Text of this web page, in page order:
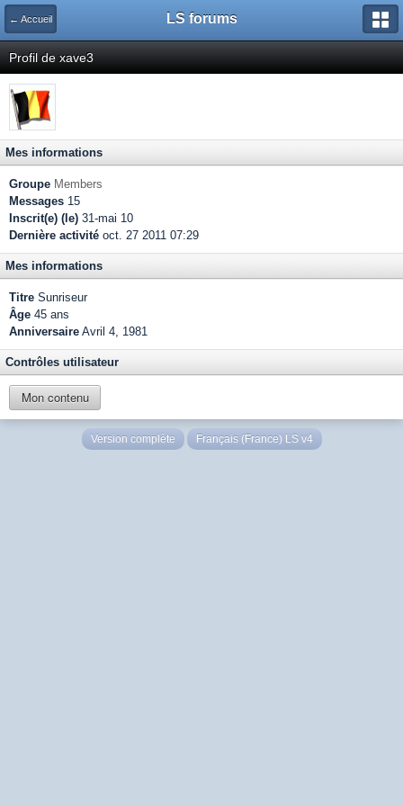
← Accueil LS forums
Profil de xave3
Mes informations
Groupe Members
Messages 15
Inscrit(e) (le) 31-mai 10
Dernière activité oct. 27 2011 07:29
Mes informations
Titre Sunriseur
Âge 45 ans
Anniversaire Avril 4, 1981
Contrôles utilisateur
Mon contenu
Version complète Français (France) LS v4